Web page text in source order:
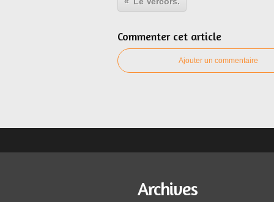
Commenter cet article
Ajouter un commentaire
Archives